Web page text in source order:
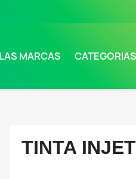
MARCAS CATEGORIAS
TINTA